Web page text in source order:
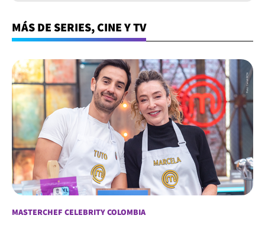
MÁS DE SERIES, CINE Y TV
MASTERCHEF CELEBRITY COLOMBIA